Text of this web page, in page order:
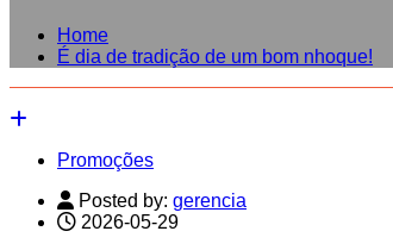
Home
É dia de tradição de um bom nhoque!
Promoções
Posted by: gerencia
2026-05-29